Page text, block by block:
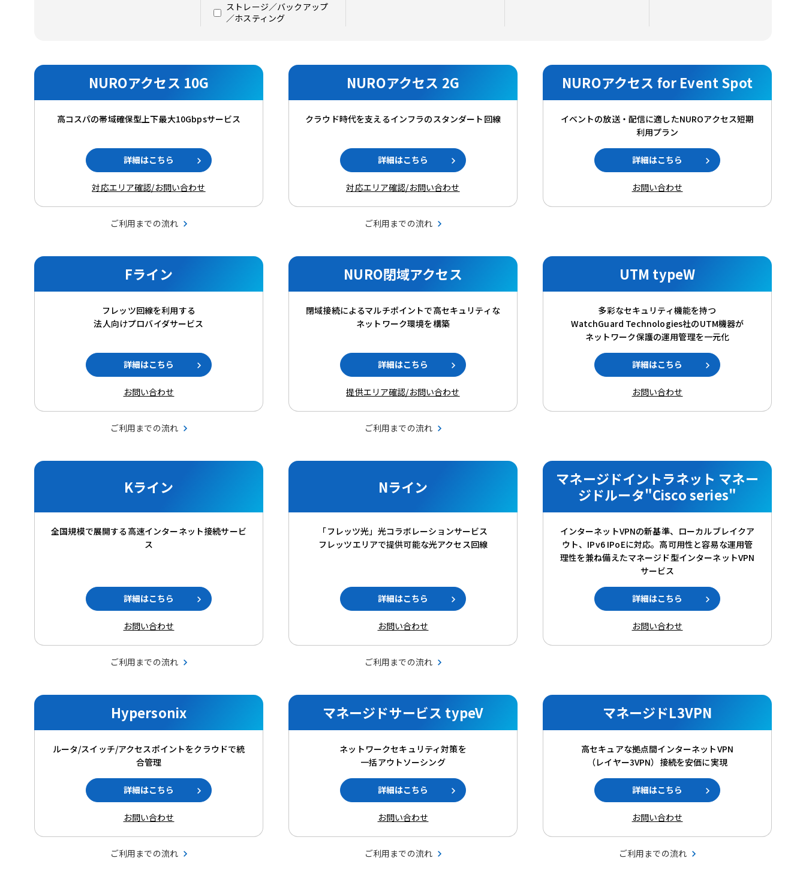
ストレージ／バックアップ
／ホスティング
NUROアクセス 10G
高コスパの帯域確保型上下最大10Gbpsサービス
詳細はこちら
対応エリア確認/お問い合わせ
ご利用までの流れ
NUROアクセス 2G
クラウド時代を支えるインフラのスタンダート回線
詳細はこちら
対応エリア確認/お問い合わせ
ご利用までの流れ
NUROアクセス for Event Spot
イベントの放送・配信に適したNUROアクセス短期
利用プラン
詳細はこちら
お問い合わせ
Fライン
フレッツ回線を利用する
法人向けプロバイダサービス
詳細はこちら
お問い合わせ
ご利用までの流れ
NURO閉域アクセス
閉域接続によるマルチポイントで高セキュリティな
ネットワーク環境を構築
詳細はこちら
提供エリア確認/お問い合わせ
ご利用までの流れ
UTM typeW
多彩なセキュリティ機能を持つ
WatchGuard Technologies社のUTM機器が
ネットワーク保護の運用管理を一元化
詳細はこちら
お問い合わせ
Kライン
全国規模で展開する高速インターネット接続サービ
ス
詳細はこちら
お問い合わせ
ご利用までの流れ
Nライン
「フレッツ光」光コラボレーションサービス
フレッツエリアで提供可能な光アクセス回線
詳細はこちら
お問い合わせ
ご利用までの流れ
マネージドイントラネット マネー
ジドルータ"Cisco series"
インターネットVPNの新基準、ローカルブレイクア
ウト、IPv6 IPoEに対応。高可用性と容易な運用管
理性を兼ね備えたマネージド型インターネットVPN
サービス
詳細はこちら
お問い合わせ
Hypersonix
ルータ/スイッチ/アクセスポイントをクラウドで統
合管理
詳細はこちら
お問い合わせ
ご利用までの流れ
マネージドサービス typeV
ネットワークセキュリティ対策を
一括アウトソーシング
詳細はこちら
お問い合わせ
ご利用までの流れ
マネージドL3VPN
高セキュアな拠点間インターネットVPN
（レイヤー3VPN）接続を安価に実現
詳細はこちら
お問い合わせ
ご利用までの流れ